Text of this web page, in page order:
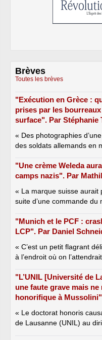
Brèves
Toutes les brèves
"Exécution en Grèce :
prises par les
surface". Par Stéphanie
« Des photographies
des soldats allemands en
"Une crème Weleda
camps nazis". Par
« La marque suisse aurait
suite d’une commande
"Munich et le PCF :
LCP". Par Daniel
« C’est un petit flagrant
à l’endroit où on
"L’UNIL [Université de
une faute grave mais
honorifique à Mussolini"
« Le doctorat honoris
de Lausanne (UNIL) au